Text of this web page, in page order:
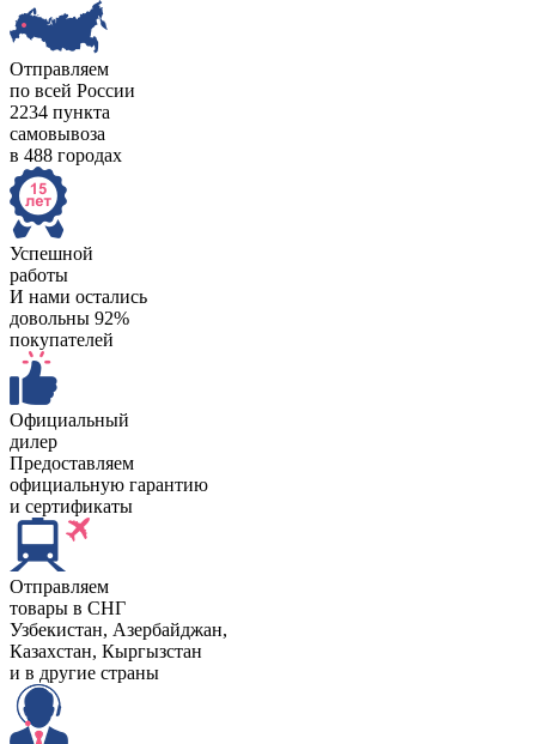
Отправляем
по всей России
2234 пункта
самовывоза
в 488 городах
Успешной
работы
И нами остались
довольны 92%
покупателей
Официальный
дилер
Предоставляем
официальную гарантию
и сертификаты
Отправляем
товары в СНГ
Узбекистан, Aзербайджан,
Казахстан, Кыргызстан
и в другие страны